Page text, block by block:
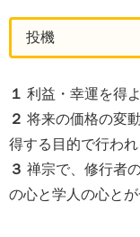
投機
１ 利益・幸運を得
２ 将来の価格の変
得する目的で行わ
３ 禅宗で、修行者
の心と学人の心とが